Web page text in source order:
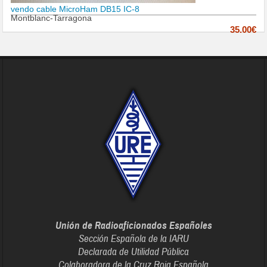
vendo cable MicroHam DB15 IC-8
Montblanc-Tarragona
35.00€
Unión de Radioaficionados Españoles
Sección Española de la IARU
Declarada de Utilidad Pública